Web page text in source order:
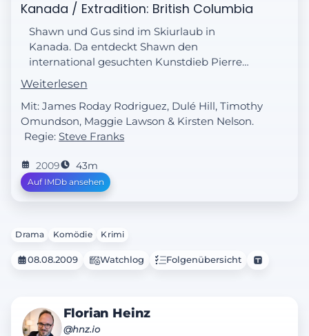
Kanada / Extradition: British Columbia
Shawn und Gus sind im Skiurlaub in
Kanada. Da entdeckt Shawn den
international gesuchten Kunstdieb Pierre
Despereaux. Der ist allerdings so gerissen,
dass er noch nie an einem Tatort Spuren
hinterlassen hat, weshalb man noch nie
Anklage...
Weiterlesen
Mit: James Roday Rodriguez, Dulé Hill, Timothy
Omundson, Maggie Lawson & Kirsten Nelson.
Regie: Steve Franks
2009 43m
Auf IMDb ansehen
Drama Komödie Krimi
08.08.2009 Watchlog Folgenübersicht
Florian Heinz
@hnz.io